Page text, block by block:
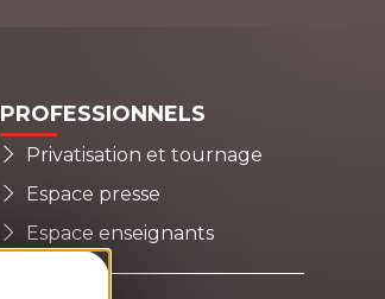
PROFESSIONNELS
Privatisation et tournage
Espace presse
Espace enseignants